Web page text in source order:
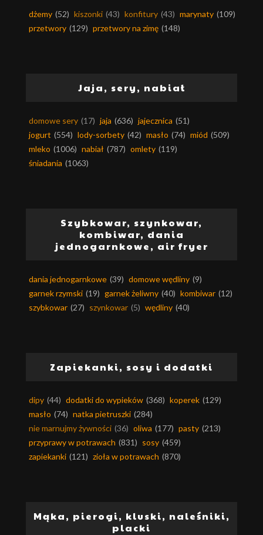
dżemy (52) kiszonki (43) konfitury (43) marynaty (109)
przetwory (129) przetwory na zimę (148)
Jaja, sery, nabiał
domowe sery (17) jaja (636) jajecznica (51)
jogurt (554) lody-sorbety (42) masło (74) miód (509)
mleko (1006) nabiał (787) omlety (119)
śniadania (1063)
Szybkowar, szynkowar,
kombiwar, dania
jednogarnkowe, air fryer
dania jednogarnkowe (39) domowe wędliny (9)
garnek rzymski (19) garnek żeliwny (40) kombiwar (12)
szybkowar (27) szynkowar (5) wędliny (40)
Zapiekanki, sosy i dodatki
dipy (44) dodatki do wypieków (368) koperek (129)
masło (74) natka pietruszki (284)
nie marnujmy żywności (36) oliwa (177) pasty (213)
przyprawy w potrawach (831) sosy (459)
zapiekanki (121) zioła w potrawach (870)
Mąka, pierogi, kluski, naleśniki,
placki